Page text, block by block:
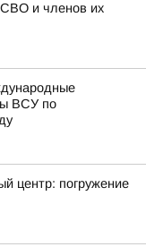
СВО и членов их
ВСУ по
центр: погружение